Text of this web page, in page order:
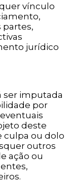
vínculo
partes,
jurídico
ser imputada
por
deste
culpa ou dolo
outros
ação ou